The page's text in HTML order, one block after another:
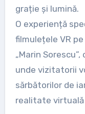
grație și lumină.
O experiență
filmulețele VR
„Marin
unde vizitatorii
sărbătorilor de
realitate